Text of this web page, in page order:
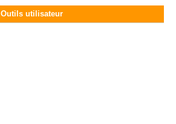
Outils utilisateur